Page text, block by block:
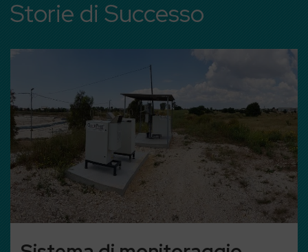
Storie di Successo